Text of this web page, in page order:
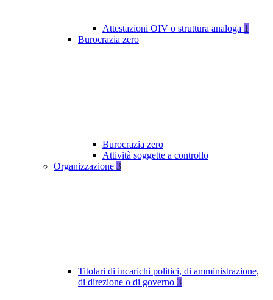
Attestazioni OIV o struttura analoga 1
Burocrazia zero
Burocrazia zero
Attività soggette a controllo
Organizzazione 3
Titolari di incarichi politici, di amministrazione,
di direzione o di governo 3